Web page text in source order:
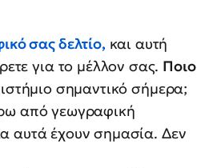
σας δελτίο, και αυτή
για το μέλλον σας. Ποιο
σημαντικό σήμερα;
από γεωγραφική
αυτά έχουν σημασία. Δεν